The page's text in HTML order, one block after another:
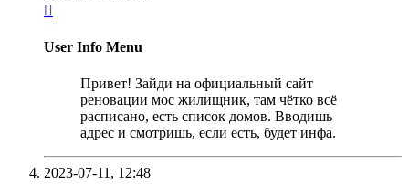

User Info Menu
Привет! Зайди на официальный сайт
реновации мос жилищник, там чётко всё
расписано, есть список домов. Вводишь
адрес и смотришь, если есть, будет инфа.
2023-07-11, 12:48